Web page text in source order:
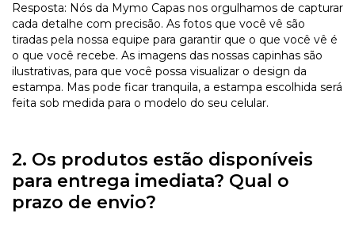
Resposta: Nós da Mymo Capas nos orgulhamos de capturar
cada detalhe com precisão. As fotos que você vê são
tiradas pela nossa equipe para garantir que o que você vê é
o que você recebe. As imagens das nossas capinhas são
ilustrativas, para que você possa visualizar o design da
estampa. Mas pode ficar tranquila, a estampa escolhida será
feita sob medida para o modelo do seu celular.
2. Os produtos estão disponíveis
para entrega imediata? Qual o
prazo de envio?